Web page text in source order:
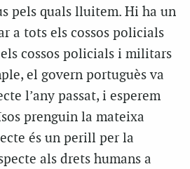
pels quals lluitem. Hi ha un
a tots els cossos policials
cossos policials i militars
el govern portuguès va
l’any passat, i esperem
prenguin la mateixa
és un perill per la
als drets humans a